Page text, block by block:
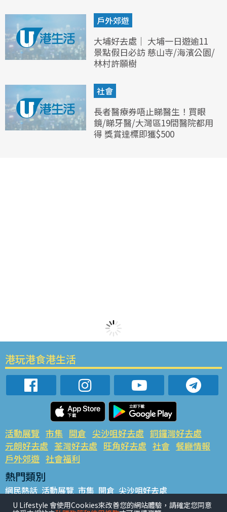
戶外郊遊
大埔好去處｜ 大埔一日遊逾11
景點假日必訪 慈山寺/海濱公園/
林村許願樹
社會
長者醫療券唔止睇醫生！買眼
鏡/睇牙醫/大灣區19間醫院都用
得 獎賞達標即獲$500
港玩港食港生活
活動展覽 市集 開倉 尖沙咀好去處 銅鑼灣好去處
元朗好去處 荃灣好去處 旺角好去處 社會 餐廳情報
戶外郊遊 社會福利
熱門類別
網民熱話 活動展覽 市集 開倉 尖沙咀好去處
銅鑼灣好去處 元朗好去處 荃灣好去處 旺角好去處 社會
U Lifestyle 會使用Cookies來改善您的網站體驗，請確定您同意